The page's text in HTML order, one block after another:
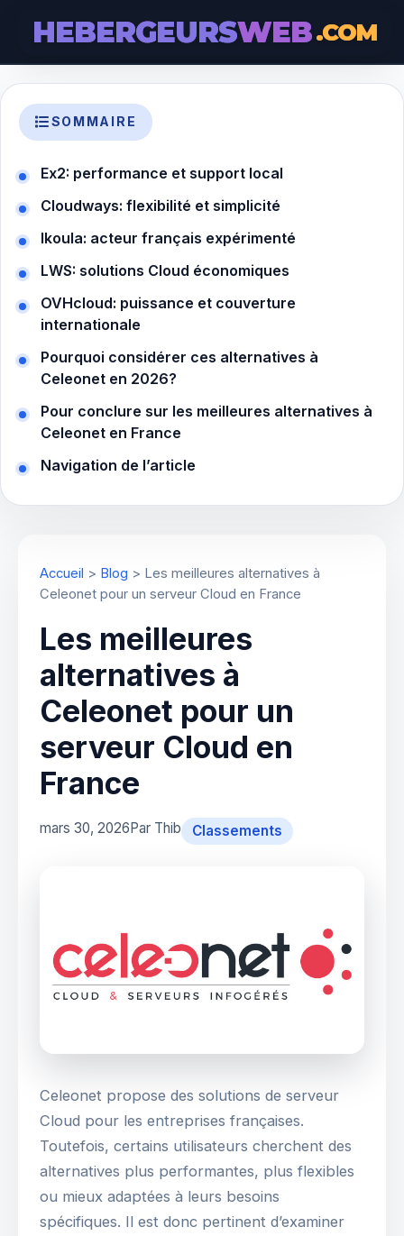
HEBERGEURSWEB.COM
SOMMAIRE
Ex2: performance et support local
Cloudways: flexibilité et simplicité
Ikoula: acteur français expérimenté
LWS: solutions Cloud économiques
OVHcloud: puissance et couverture
internationale
Pourquoi considérer ces alternatives à
Celeonet en 2026?
Pour conclure sur les meilleures alternatives à
Celeonet en France
Navigation de l’article
Accueil > Blog > Les meilleures alternatives à
Celeonet pour un serveur Cloud en France
Les meilleures
alternatives à
Celeonet pour un
serveur Cloud en
France
mars 30, 2026Par Thib Classements
Celeonet propose des solutions de serveur
Cloud pour les entreprises françaises.
Toutefois, certains utilisateurs cherchent des
alternatives plus performantes, plus flexibles
ou mieux adaptées à leurs besoins
spécifiques. Il est donc pertinent d’examiner